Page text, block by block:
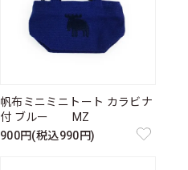
帆布ミニミニトート カラビナ
付 ブルー MZ
900円(税込990円)